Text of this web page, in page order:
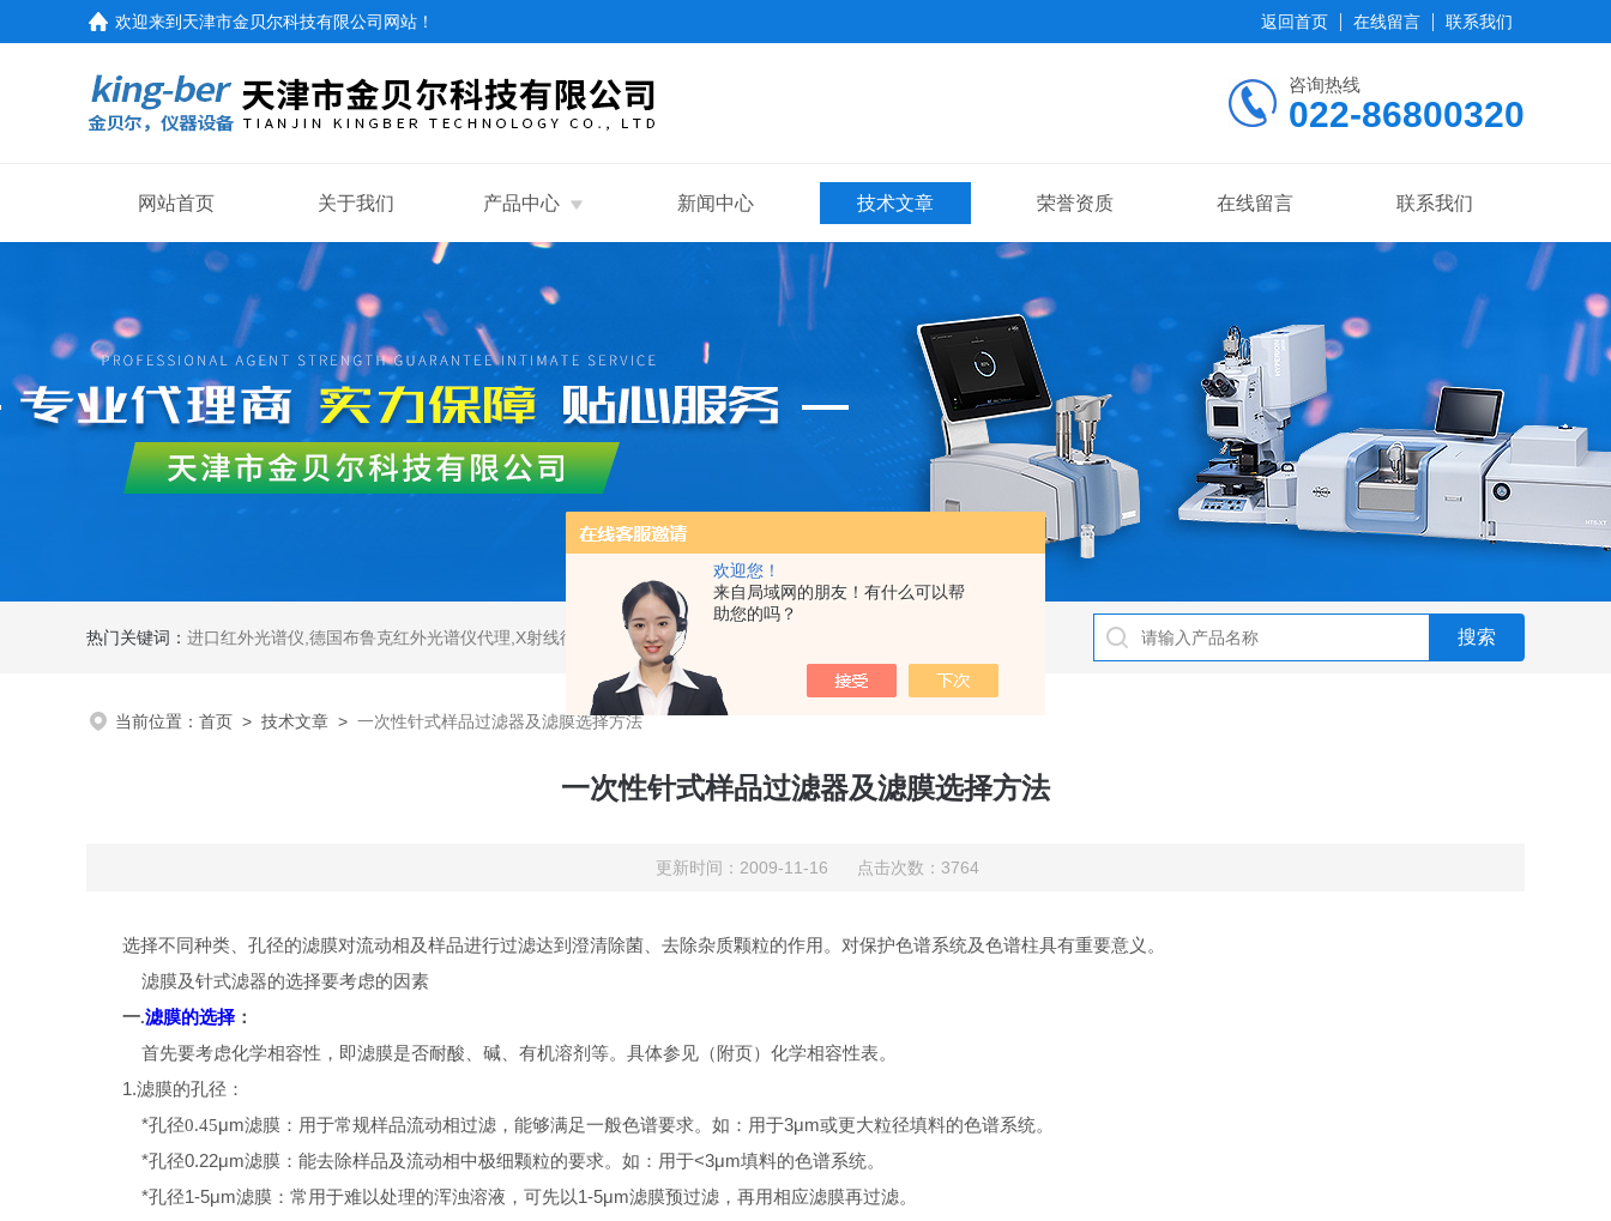
欢迎您！
来自局域网的朋友！有什么可以帮
助您的吗？
欢迎来到 天津市金贝尔科技有限公司网站 ！ 返回首页 在线留言 联系我们
咨询热线
022-86800320
网站首页 关于我们 产品中心 新闻中心 技术文章 荣誉资质 在线留言 联系我们
热门关键词： 进口红外光谱仪 德国布鲁克红外光谱仪代理 X射线衍射仪 马尔文帕纳科激光粒度仪
当前位置： 首页 > 技术文章 > 一次性针式样品过滤器及滤膜选择方法
一次性针式样品过滤器及滤膜选择方法
更新时间：2009-11-16 点击次数：3764
选择不同种类、孔径的滤膜对流动相及样品进行过滤达到澄清除菌、去除杂质颗粒的作用。对保护色谱系统及色谱柱具有重要意义。
滤膜及针式滤器的选择要考虑的因素
一.滤膜的选择 ：
首先要考虑化学相容性，即滤膜是否耐酸、碱、有机溶剂等。具体参见（附页）化学相容性表。
1.滤膜的孔径：
*孔径0.45μm滤膜：用于常规样品流动相过滤，能够满足一般色谱要求。如：用于3μm或更大粒径填料的色谱系统。
*孔径0.22μm滤膜：能去除样品及流动相中极细颗粒的要求。如：用于<3μm填料的色谱系统。
*孔径1-5μm滤膜：常用于难以处理的浑浊溶液，可先以1-5μm滤膜预过滤，再用相应滤膜再过滤。